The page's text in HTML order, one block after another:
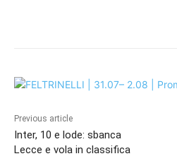
Previous article
Inter, 10 e lode: sbanca
Lecce e vola in classifica